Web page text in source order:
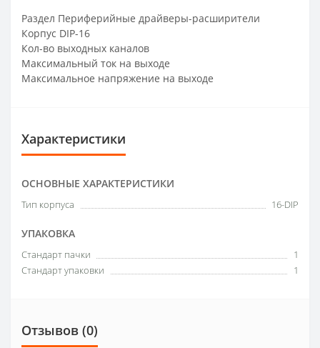
Раздел Периферийные драйверы-расширители
Корпус DIP-16
Кол-во выходных каналов
Максимальный ток на выходе
Максимальное напряжение на выходе
Характеристики
ОСНОВНЫЕ ХАРАКТЕРИСТИКИ
Тип корпуса 16-DIP
УПАКОВКА
Стандарт пачки
1
Стандарт упаковки
1
Отзывов (0)